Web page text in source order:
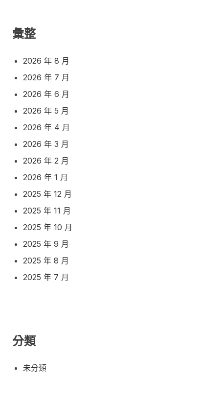
彙整
2026 年 8 月
2026 年 7 月
2026 年 6 月
2026 年 5 月
2026 年 4 月
2026 年 3 月
2026 年 2 月
2026 年 1 月
2025 年 12 月
2025 年 11 月
2025 年 10 月
2025 年 9 月
2025 年 8 月
2025 年 7 月
分類
未分類